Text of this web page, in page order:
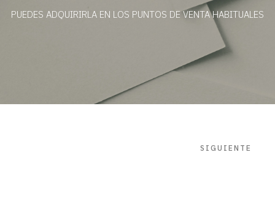
PUEDES ADQUIRIRLA EN LOS PUNTOS DE VENTA HABITUALES
SIGUIENTE